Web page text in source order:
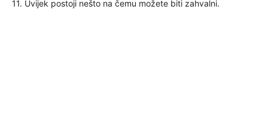
11. Uvijek postoji nešto na čemu možete biti zahvalni.